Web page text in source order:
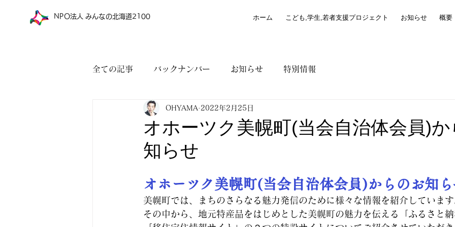
​NPO法人 みんなの北海道2100 ホーム こども,学生,若者支援プロジェクト お知らせ 概要
全ての記事 バックナンバー お知らせ 特別情報
オホーツク美幌町(当会自治体会員)
知らせ
OHYAMA 2022年2月25日
オホーツク美幌町(当会自治体会員)からのお知
美幌町では、まちのさらなる魅力発信のために様々な情報を紹介していま
その中から、地元特産品をはじめとした美幌町の魅力を伝える「ふるさと